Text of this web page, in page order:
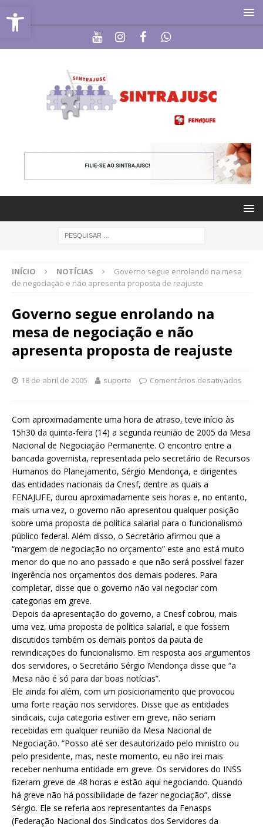
Abrir a barra de ferramentas
INÍCIO NOTÍCIAS
Governo segue enrolando na mesa
de negociação e não apresenta proposta de reajuste
Governo segue enrolando na
mesa de negociação e não
apresenta proposta de reajuste
18 de abril de 2005 suporte Comentários desativados
Com aproximadamente uma hora de atraso, teve início às
15h30 da quinta-feira (14) a segunda reunião de 2005 da Mesa
Nacional de Negociação Permanente. O encontro entre a
bancada governista, representada pelo secretário de Recursos
Humanos do Planejamento, Sérgio Mendonça, e dirigentes
das entidades nacionais da Cnesf, dentre as quais a
FENAJUFE, durou aproximadamente seis horas e, no entanto,
mais uma vez, o governo não apresentou qualquer posição
sobre uma proposta de política salarial para o funcionalismo
público federal. Além disso, o Secretário afirmou que a
“margem de negociação no orçamento” este ano está muito
menor do que no ano passado e que não será possível fazer
ingerência nos orçamentos dos demais poderes. Para
completar, disse que o governo não vai negociar com
categorias em greve.
Depois da apresentação do governo, a Cnesf cobrou, mais
uma vez, uma proposta de política salarial, e que fossem
discutidos também os demais pontos da pauta de
reivindicações do funcionalismo. Em resposta aos argumentos
dos servidores, o Secretário Sérgio Mendonça disse que “a
Mesa não é só para dar boas notícias”.
Ele ainda foi além, com um posicionamento que provocou
uma forte reação nos servidores. Disse que as entidades
sindicais, cuja categoria estiver em greve, não seriam
recebidas em qualquer reunião da Mesa Nacional de
Negociação. “Posso até ser desautorizado pelo ministro ou
pelo presidente, mas, neste momento, eu não irei mais
receber nenhuma entidade em greve. Os servidores do INSS
fizeram greve de 48 horas e estão aqui negociando. Quando
há greve não há possibilidade de fazer negociação”, disse
Sérgio. Ele se referia aos representantes da Fenasps
(Federação Nacional dos Sindicatos dos Servidores da